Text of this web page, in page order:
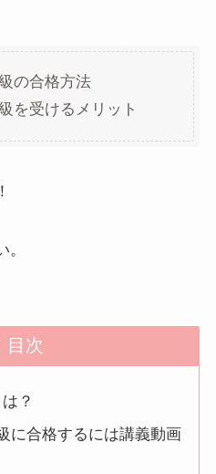
の合格方法
を受けるメリット
目次
？
に合格するには講義動画